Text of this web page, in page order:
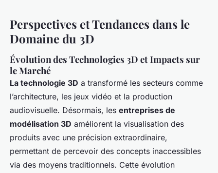
Perspectives et Tendances dans le
Domaine du 3D
Évolution des Technologies 3D et Impacts sur
le Marché
La technologie 3D a transformé les secteurs comme
l’architecture, les jeux vidéo et la production
audiovisuelle. Désormais, les entreprises de
modélisation 3D améliorent la visualisation des
produits avec une précision extraordinaire,
permettant de percevoir des concepts inaccessibles
via des moyens traditionnels. Cette évolution